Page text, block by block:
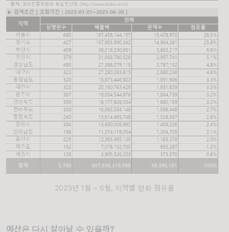
2023년 1월 ~ 6월, 지역별 영화 점유율
예산은 다시 살아날 수 있을까?